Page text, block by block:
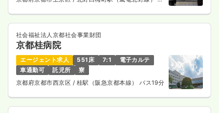
社会福祉法人京都社会事業財団
京都桂病院
エージェント求人 551床 7:1
電子カルテ
車通勤可
託児所
寮
京都府京都市西京区 / 桂駅（阪急京都本線） バス19分